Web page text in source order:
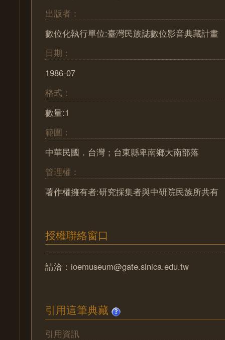
出版者：
數位化執行單位:臺灣民族誌數位影音典藏計畫
日期：
1986-07
格式：
數量:1
範圍：
中華民國．台灣；台東縣卑南鄉大南部落
管理權：
著作權擁有者:研究採集者與中研院民族所共有
授權聯絡窗口
請洽：ioemuseum@gate.sinica.edu.tw
引用這筆典藏
引用資訊